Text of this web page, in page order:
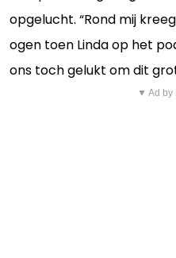
opgelucht. “Rond mij
ogen toen Linda op het
ons toch gelukt om dit
▼ Ad by